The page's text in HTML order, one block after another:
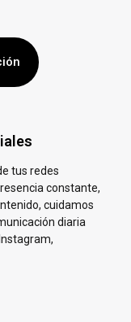
tus redes
constante,
cuidamos
diaria